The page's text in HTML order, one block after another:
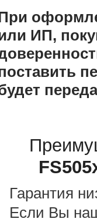
ИП,
Гарантия
Если Вы